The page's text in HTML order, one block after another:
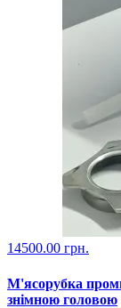
14500.00 грн.
М'ясорубка
знімною головою